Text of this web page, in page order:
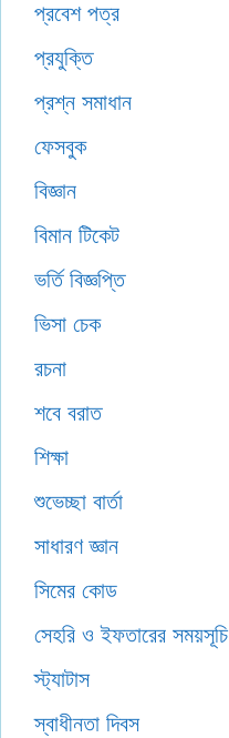
প্রবেশ পত্র
প্রযুক্তি
প্রশ্ন সমাধান
ফেসবুক
বিজ্ঞান
বিমান টিকেট
ভর্তি বিজ্ঞপ্তি
ভিসা চেক
রচনা
শবে বরাত
শিক্ষা
শুভেচ্ছা বার্তা
সাধারণ জ্ঞান
সিমের কোড
সেহরি ও ইফতারের সময়সূচি
স্ট্যাটাস
স্বাধীনতা দিবস